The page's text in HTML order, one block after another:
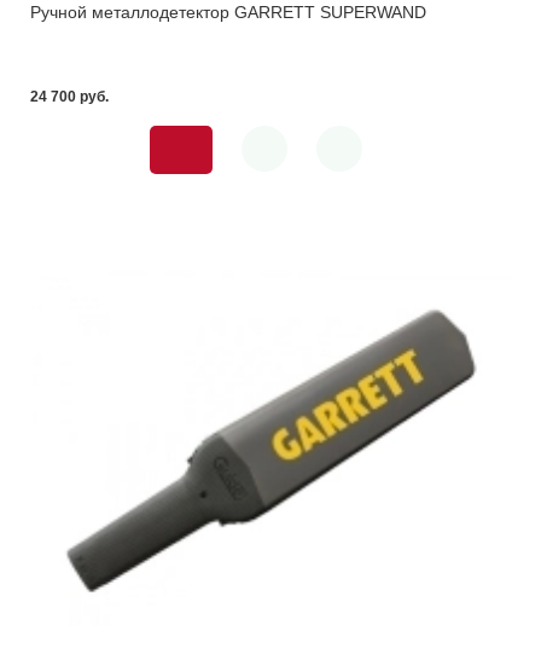
Ручной металлодетектор GARRETT SUPERWAND
24 700 pуб.